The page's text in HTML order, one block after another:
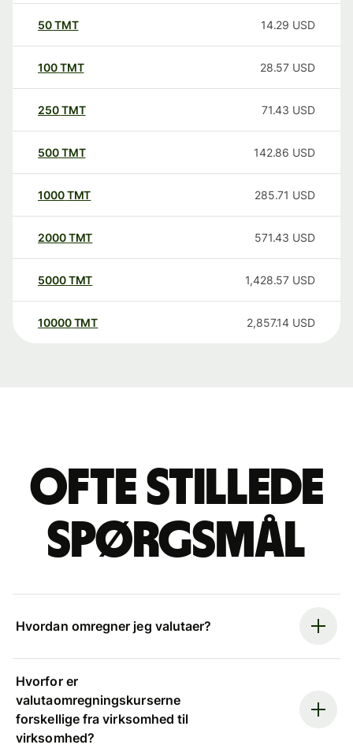
50TMT 14.29 USD
100TMT 28.57 USD
250TMT 71.43 USD
500TMT 142.86 USD
1000TMT 285.71 USD
2000TMT 571.43 USD
5000TMT 1,428.57 USD
10000 TMT 2,857.14 USD
Ofte stillede
spørgsmål
Hvordan omregner jeg valutaer?
Hvorfor er
valutaomregningskurserne
forskellige fra virksomhed til
virksomhed?